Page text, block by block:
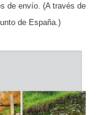
de envío. (A través de
de España.)